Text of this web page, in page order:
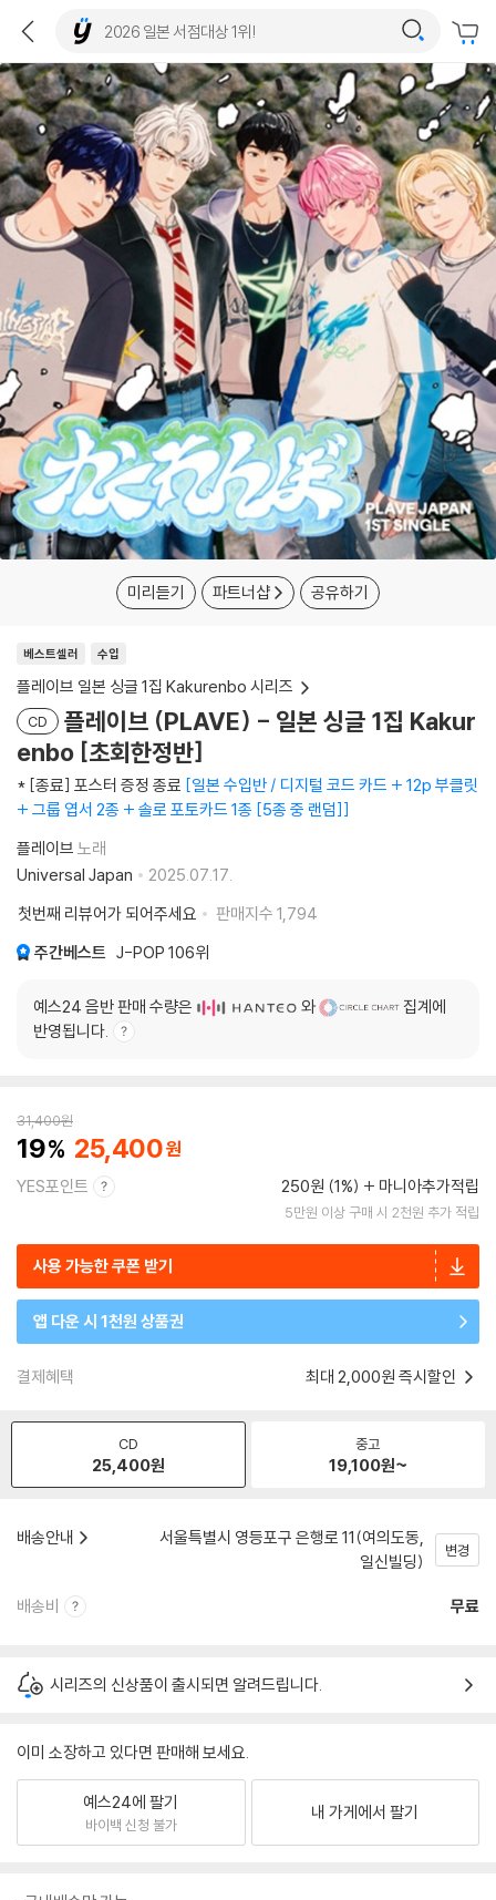
미리듣기 파트너샵 공유하기
베스트셀러 수입
플레이브 일본 싱글 1집 Kakurenbo 시리즈
CD
플레이브 (PLAVE) - 일본 싱글 1집 Kakur
enbo [초회한정반]
* [종료] 포스터 증정 종료 일본 수입반 / 디지털 코드 카드 + 12p 부클릿
+ 그룹 엽서 2종 + 솔로 포토카드 1종 [5종 중 랜덤]
플레이브 노래
Universal Japan
2025.07.17.
첫번째 리뷰어가 되어주세요
판매지수 1,794
주간베스트 J-POP 106위
예스24 음반 판매 수량은 와
집계에
반영됩니다.
31,400원
19 25,400
YES포인트 250원 (1%) 마니아추가적립
5만원 이상 구매 시 2천원 추가 적립
사용 가능한 쿠폰 받기
앱 다운 시 1천원 상품권
결제혜택 최대 2,000원 즉시할인
CD
25,400원
중고
19,100원~
배송안내
서울특별시 영등포구 은행로 11(여의도동,
일신빌딩)
변경
배송비 무료
시리즈의 신상품이 출시되면 알려드립니다.
이미 소장하고 있다면 판매해 보세요.
예스24에 팔기
바이백 신청 불가
내 가게에서 팔기